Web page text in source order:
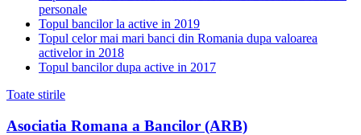
personale
Topul bancilor la active in 2019
Topul celor mai mari banci din Romania dupa valoarea
activelor in 2018
Topul bancilor dupa active in 2017
Toate stirile
Asociatia Romana a Bancilor (ARB)